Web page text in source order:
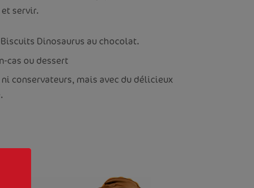
servir.
Dinosaurus au chocolat.
cas ou dessert
conservateurs, mais avec du délicieux